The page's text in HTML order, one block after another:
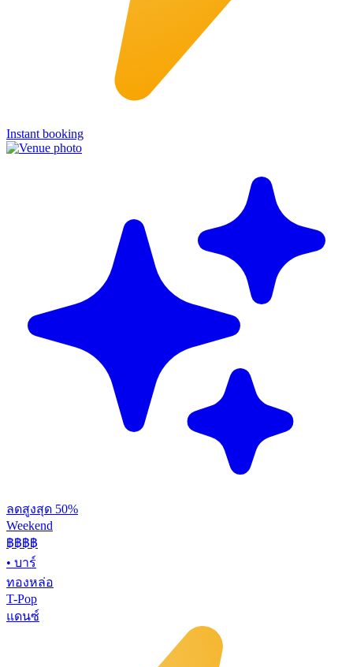
Instant booking
ลดสูงสุด 50%
Weekend
฿฿฿฿
• บาร์
ทองหล่อ
T-Pop
แดนซ์